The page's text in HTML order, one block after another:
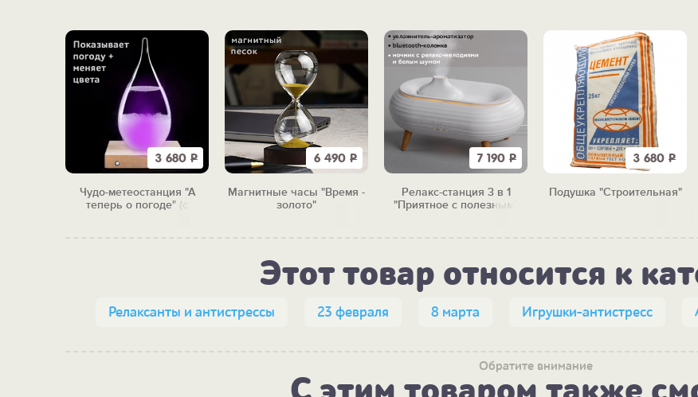
3 680 Р
Чудо-метеостанция "А
теперь о погоде" (с
6 490 Р
Магнитные часы "Время -
золото"
7 190 Р
Релакс-станция 3 в 1
"Приятное с полезным"
3 680 Р
Подушка "Строительная"
Этот товар относится к
Релаксанты и антистрессы 23 февраля 8 марта Игрушки-антистресс
Обратите внимание